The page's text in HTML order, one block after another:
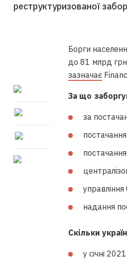
реструктуризованої
Борги
до 81 млрд
зазначає
За що
за
надання
Скільки
у січні